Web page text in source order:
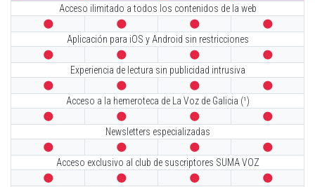
Acceso ilimitado a todos los contenidos de la web
   
Aplicación para iOS y Android sin restricciones
   
Experiencia de lectura sin publicidad intrusiva
   
Acceso a la hemeroteca de La Voz de Galicia (¹)
   
Newsletters especializadas
   
Acceso exclusivo al club de suscriptores SUMA VOZ
   